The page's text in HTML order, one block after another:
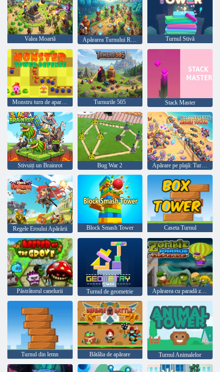
Valea Moartă Turnul Stivă
Monstru turn de aparare Turnurile 505 Stack Master
Stivuiți un Brainrot Bug War 2 Apărare pe plajă: Turnul Merge
Regele Eroului Apărării Block Smash Tower Caseta Turnul
Păstrătorul canelurii Turnul de geometrie Apărarea cu paradă zombie
Turnul din lemn Bătălia de apărare Turnul Animalelor